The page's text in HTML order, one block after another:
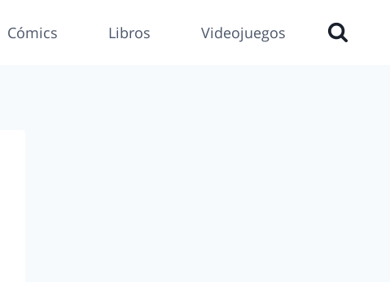
Cómics Libros Videojuegos